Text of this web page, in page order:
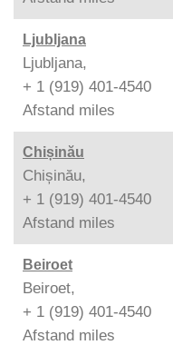
Ljubljana
Ljubljana,
+ 1 (919) 401-4540
Afstand miles
Chișinău
Chișinău,
+ 1 (919) 401-4540
Afstand miles
Beiroet
Beiroet,
+ 1 (919) 401-4540
Afstand miles